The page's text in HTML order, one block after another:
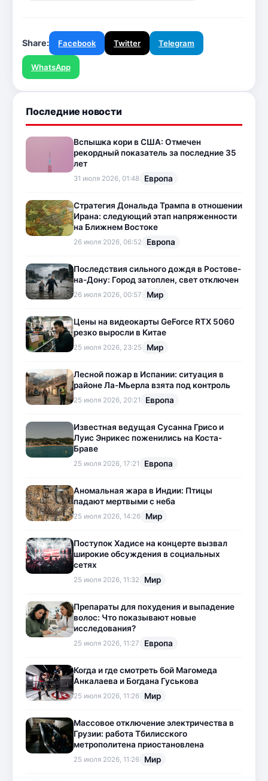
Share: Facebook Twitter Telegram
WhatsApp
Последние новости
Вспышка кори в США: Отмечен
рекордный показатель за последние 35
лет
31 июля 2026, 01:48 Европа
Стратегия Дональда Трампа в отношении
Ирана: следующий этап напряженности
на Ближнем Востоке
26 июля 2026, 06:52 Европа
Последствия сильного дождя в Ростове-
на-Дону: Город затоплен, свет отключен
26 июля 2026, 00:57 Мир
Цены на видеокарты GeForce RTX 5060
резко выросли в Китае
25 июля 2026, 23:25 Мир
Лесной пожар в Испании: ситуация в
районе Ла-Мьерла взята под контроль
25 июля 2026, 20:21 Европа
Известная ведущая Сусанна Грисо и
Луис Энрикес поженились на Коста-
Браве
25 июля 2026, 17:21 Европа
Аномальная жара в Индии: Птицы
падают мертвыми с неба
25 июля 2026, 14:26 Мир
Поступок Хадисе на концерте вызвал
широкие обсуждения в социальных
сетях
25 июля 2026, 11:32 Мир
Препараты для похудения и выпадение
волос: Что показывают новые
исследования?
25 июля 2026, 11:27 Европа
Когда и где смотреть бой Магомеда
Анкалаева и Богдана Гуськова
25 июля 2026, 11:26 Мир
Массовое отключение электричества в
Грузии: работа Тбилисского
метрополитена приостановлена
25 июля 2026, 11:26 Мир